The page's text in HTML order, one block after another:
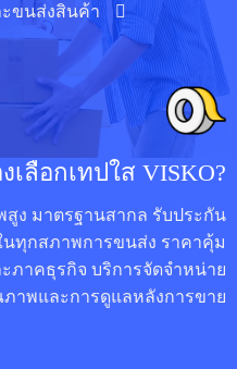
ขนส่งสินค้า
เลือกเทปใส VISKO?
ง มาตรฐานสากล รับประกัน
นทุกสภาพการขนส่ง ราคาคุ้ม
ภาคธุรกิจ บริการจัดจำหน่าย
าพและการดูแลหลังการขาย